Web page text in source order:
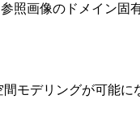
参照画像のドメイン固
モデリングが可能に